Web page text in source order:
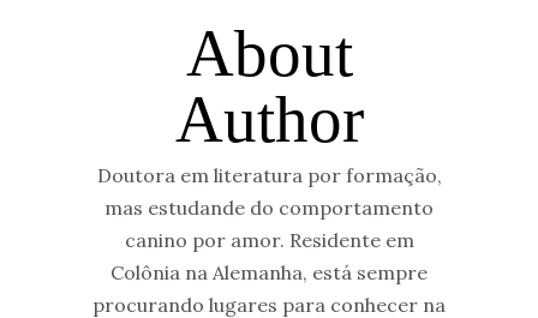
About
Author
Doutora em literatura por formação,
mas estudande do comportamento
canino por amor. Residente em
Colônia na Alemanha, está sempre
procurando lugares para conhecer na